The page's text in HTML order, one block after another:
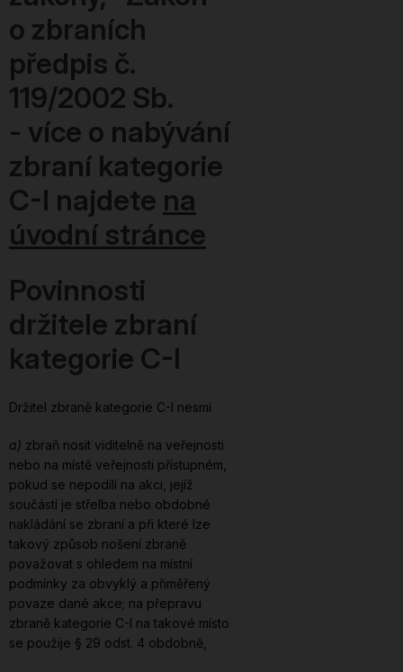
o zbraních
předpis č.
119/2002 Sb.
- více o nabývání
zbraní kategorie
C-I najdete na
úvodní stránce
Povinnosti
držitele zbraní
kategorie C-I
Držitel zbraně kategorie C-I nesmí
a) zbraň nosit viditelně na veřejnosti
nebo na místě veřejnosti přístupném,
pokud se nepodílí na akci, jejíž
součástí je střelba nebo obdobné
nakládání se zbraní a při které lze
takový způsob nošení zbraně
považovat s ohledem na místní
podmínky za obvyklý a přiměřený
povaze dané akce; na přepravu
zbraně kategorie C-I na takové místo
se použije § 29 odst. 4 obdobně,